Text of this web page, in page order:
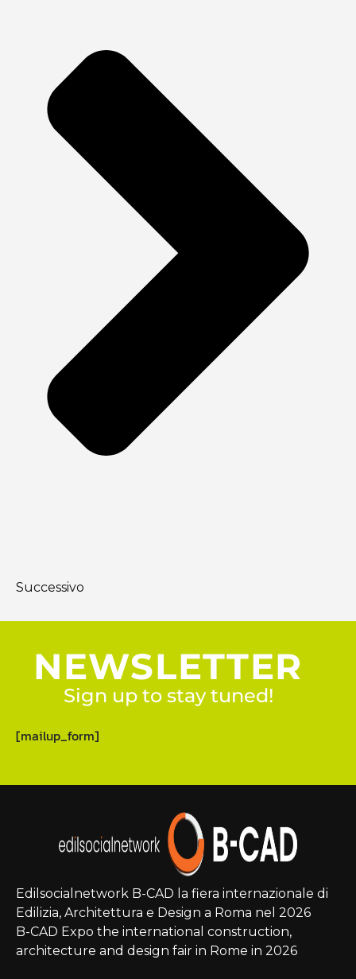
Successivo
NEWSLETTER
Sign up to stay tuned!
[mailup_form]
Edilsocialnetwork B-CAD la fiera internazionale di
Edilizia, Architettura e Design a Roma nel 2026
B-CAD Expo the international construction,
architecture and design fair in Rome in 2026